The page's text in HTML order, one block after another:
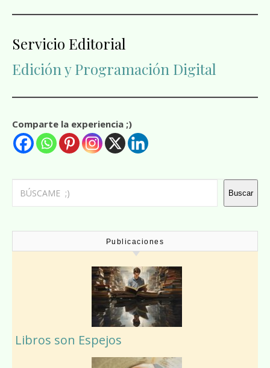
Servicio Editorial
Edición y Programación Digital
Comparte la experiencia ;)
Buscar
Buscar
Publicaciones
Libros son Espejos